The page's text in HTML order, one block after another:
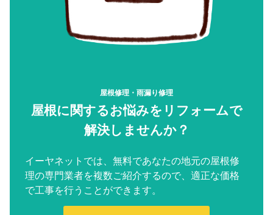
屋根修理・雨漏り修理
屋根に関するお悩みをリフォームで
解決しませんか？
イーヤネットでは、無料であなたの地元の屋根修
理の専門業者を複数ご紹介するので、適正な価格
で工事を行うことができます。